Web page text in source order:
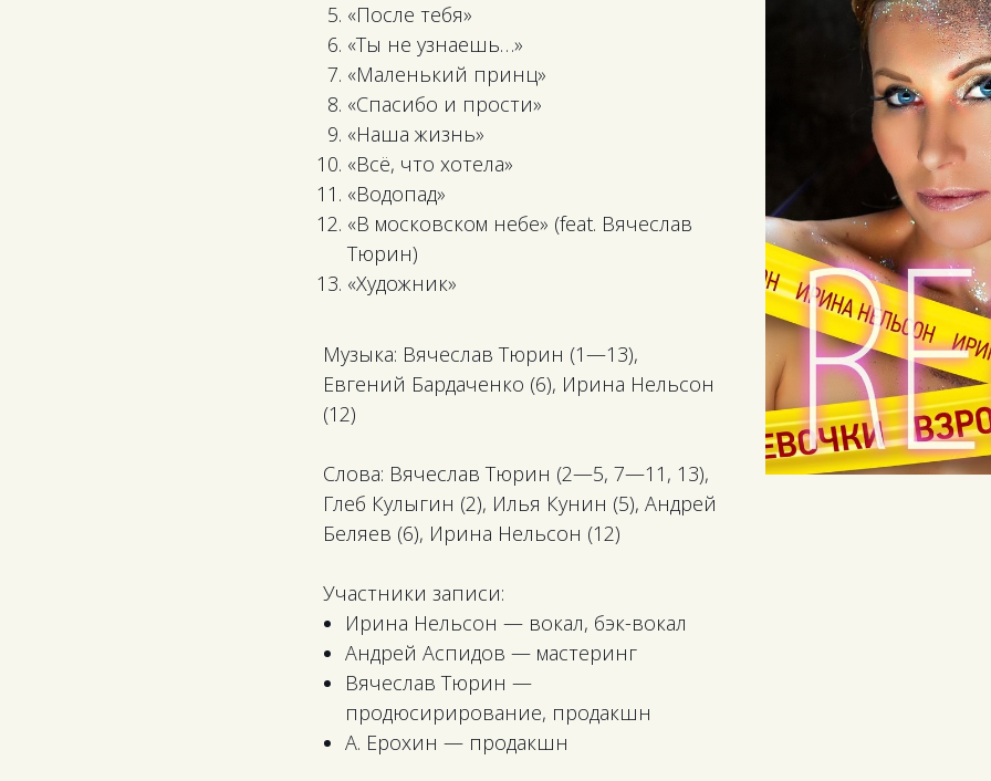
«После тебя»
«Ты не узнаешь…»
«Маленький принц»
«Спасибо и прости»
«Наша жизнь»
«Всё, что хотела»
«Водопад»
«В московском небе» (feat. Вячеслав
Тюрин)
«Художник»
Музыка: Вячеслав Тюрин (1—13),
Евгений Бардаченко (6), Ирина Нельсон
(12)
Слова: Вячеслав Тюрин (2—5, 7—11, 13),
Глеб Кулыгин (2), Илья Кунин (5), Андрей
Беляев (6), Ирина Нельсон (12)
Участники записи:
Ирина Нельсон — вокал, бэк-вокал
Андрей Аспидов — мастеринг
Вячеслав Тюрин —
продюсирирование, продакшн
А. Ерохин — продакшн